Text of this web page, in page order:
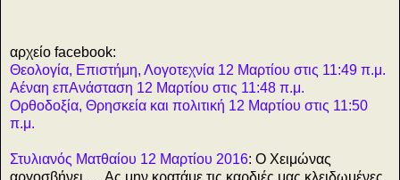
αρχείο facebook:
Θεολογία, Επιστήμη, Λογοτεχνία 12 Μαρτίου στις 11:49 π.μ.
Αέναη επΑνάσταση 12 Μαρτίου στις 11:48 π.μ.
Ορθοδοξία, Θρησκεία και πολιτική 12 Μαρτίου στις 11:50
π.μ.
Στυλιανός Ματθαίου 12 Μαρτίου 2016: Ο Χειμώνας
αργοσβήνει......Ας μην κρατάμε τις καρδιές μας κλειδωμένες,